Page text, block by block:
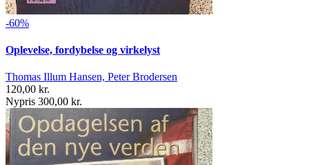
-60%
Oplevelse, fordybelse og virkelyst
Thomas Illum Hansen, Peter Brodersen
120,00 kr.
Nypris 300,00 kr.